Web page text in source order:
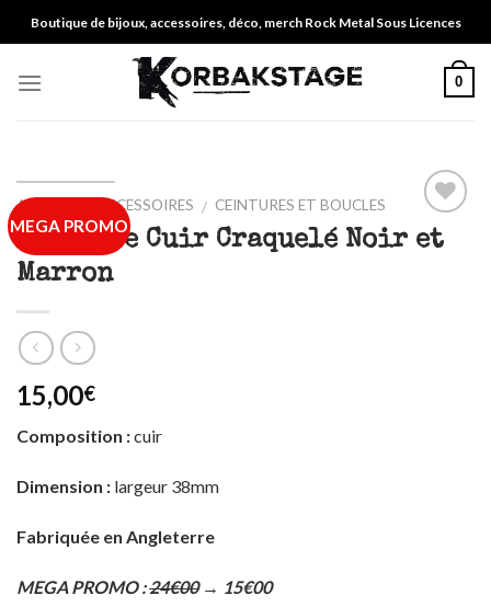
to
Boutique de bijoux, accessoires, déco, merch Rock Metal Sous Licences
0
MEGA PROMO
Ajouter
à ma
ACCUEIL ACCESSOIRES / CEINTURES ET BOUCLES
Ceinture Cuir Craquelé Noir et
Marron
15,00€
Composition :cuir
Dimension : largeur 38mm
Fabriquée en Angleterre
MEGA PROMO :24€00→ 15€00